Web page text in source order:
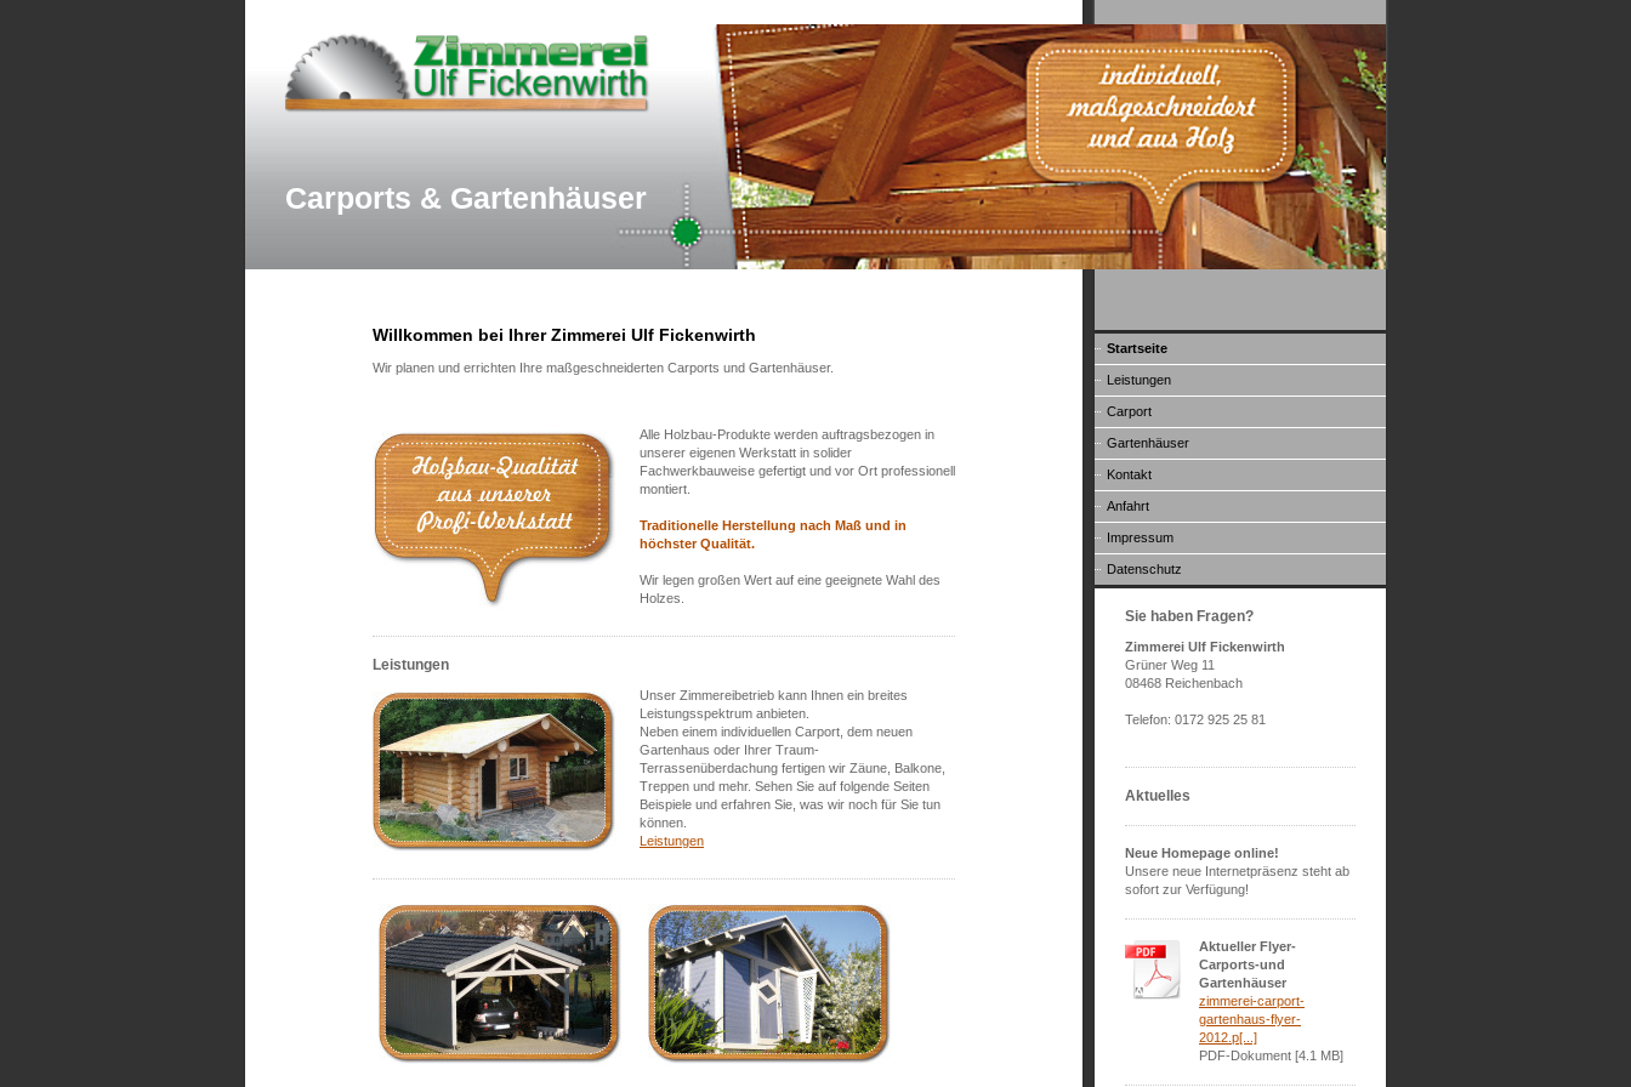
Carports & Gartenhäuser
Willkommen bei Ihrer Zimmerei Ulf Fickenwirth
Wir planen und errichten Ihre maßgeschneiderten Carports und Gartenhäuser.
Alle Holzbau-Produkte werden auftragsbezogen in
unserer eigenen Werkstatt in solider
Fachwerkbauweise gefertigt und vor Ort professionell
montiert.
Traditionelle Herstellung nach Maß und in
höchster Qualität .
Wir legen großen Wert auf eine geeignete Wahl des
Holzes.
Leistungen
Unser Zimmereibetrieb kann Ihnen ein breites
Leistungsspektrum anbieten.
Neben einem individuellen Carport , dem neuen
Gartenhaus oder Ihrer Traum-
Terrassenüberdachung fertigen wir Zäune, Balkone,
Treppen und mehr. Sehen Sie auf folgende Seiten
Beispiele und erfahren Sie, was wir noch für Sie tun
können.
Leistungen
Startseite
Leistungen
Carport
Gartenhäuser
Kontakt
Anfahrt
Impressum
Datenschutz
Sie haben Fragen?
Zimmerei Ulf Fickenwirth
Grüner Weg 11
08468 Reichenbach
Telefon: 0172 925 25 81
Aktuelles
Neue Homepage online!
Unsere neue Internetpräsenz steht ab
sofort zur Verfügung!
Aktueller Flyer-
Carports-und
Gartenhäuser
zimmerei-carport-
gartenhaus-flyer-
2012.p[...]
PDF-Dokument [4.1 MB]